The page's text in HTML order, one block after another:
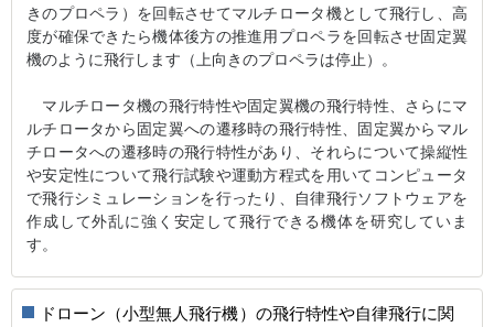
きのプロペラ）を回転させてマルチロータ機として飛行し、高
度が確保できたら機体後方の推進用プロペラを回転させ固定翼
機のように飛行します（上向きのプロペラは停止）。
マルチロータ機の飛行特性や固定翼機の飛行特性、さらにマ
ルチロータから固定翼への遷移時の飛行特性、固定翼からマル
チロータへの遷移時の飛行特性があり、それらについて操縦性
や安定性について飛行試験や運動方程式を用いてコンピュータ
で飛行シミュレーションを行ったり、自律飛行ソフトウェアを
作成して外乱に強く安定して飛行できる機体を研究していま
す。
ドローン（小型無人飛行機）の飛行特性や自律飛行に関